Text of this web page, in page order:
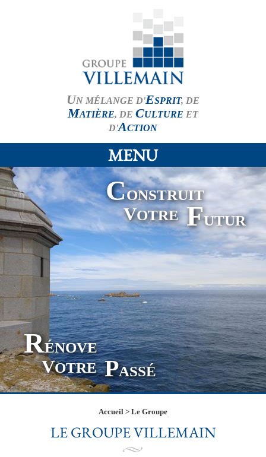
UN MÉLANGE D'ESPRIT, DE
MATIÈRE, DE CULTURE ET
D'ACTION
MENU
CONSTRUIT
VOTRE FUTUR
RÉNOVE
VOTRE PASSÉ
Accueil > Le Groupe
LE GROUPE VILLEMAIN